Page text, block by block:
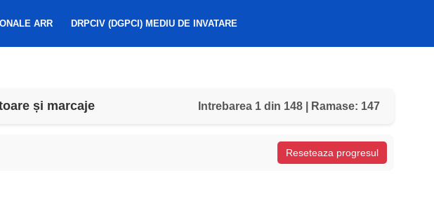
ARR DRPCIV (DGPCI) MEDIU DE INVATARE
și marcaje Intrebarea 1 din 148 | Ramase: 147
Reseteaza progresul